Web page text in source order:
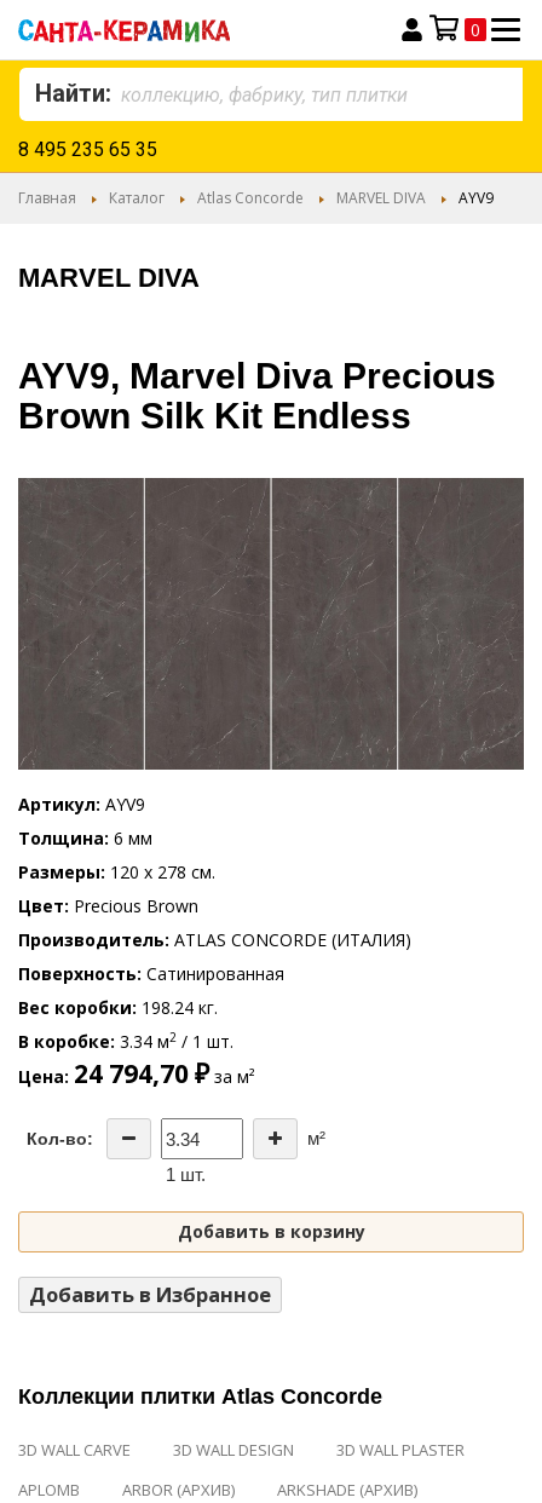
Моя корзина
0
Найти:
8 495 235 65 35
Главная Каталог Atlas Concorde MARVEL DIVA AYV9
MARVEL DIVA
AYV9, Marvel Diva Precious
Brown Silk Kit Endless
Артикул AYV9
Толщина 6 мм
Размеры 120 x 278 см.
Цвет Precious Brown
Производитель ATLAS CONCORDE (ИТАЛИЯ)
Поверхность Сатинированная
Вес коробки 198.24 кг.
В коробке 3.34 м2 / 1 шт.
Цена 24 794,70 ₽за м²
Кол-во:
м²
1 шт.
Добавить в корзину
Добавить в Избранное
Коллекции плитки Atlas Concorde
3D WALL CARVE 3D WALL DESIGN
3D WALL PLASTER
APLOMB
ARBOR (АРХИВ)
ARKSHADE (АРХИВ)